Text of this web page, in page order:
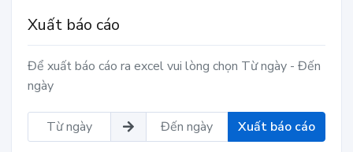
Xuất báo cáo
Để xuất báo cáo ra excel vui lòng chọn Từ ngày - Đến
ngày
Xuất báo cáo